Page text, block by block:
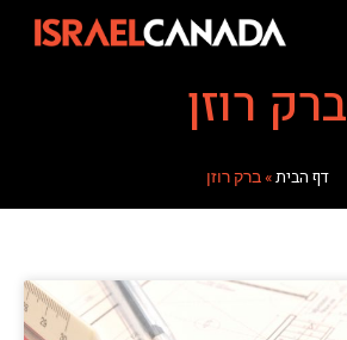
ברק רוזן
דף הבית»ברק רוזן